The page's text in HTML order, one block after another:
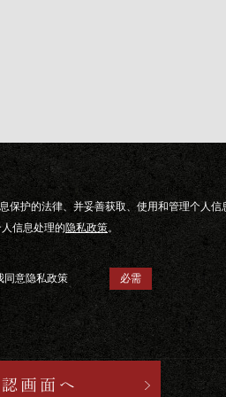
保护的法律、并妥善获取、使用和管理个人信
信息处理的隐私政策。
同意隐私政策 必需